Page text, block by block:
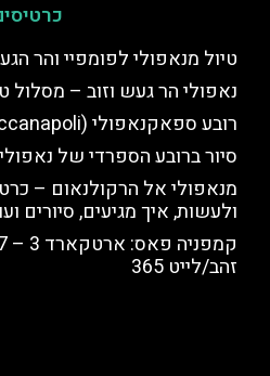
טיול מנאפולי לפומפיי והר
נאפולי הר געש וזוב – מסלול
רובע ספאקנאפולי (Spaccanapoli)
סיור ברובע הספרדי של
מנאפולי אל הרקולנאום –
ולעשות, איך מגיעים, סיורים
זהב/לייט 365